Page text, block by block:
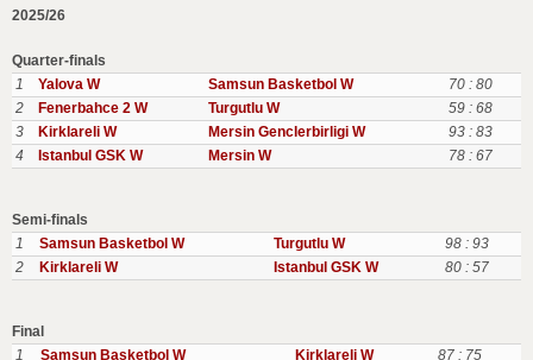
2025/26
Quarter-finals
1
Yalova W Samsun Basketbol W
70 : 80
2
Fenerbahce 2 W Turgutlu W
59 : 68
3
Kirklareli W Mersin Genclerbirligi W
93 : 83
4
Istanbul GSK W Mersin W 78 : 67
Semi-finals
1
Samsun Basketbol W Turgutlu W
98 : 93
2
Kirklareli W Istanbul GSK W 80 : 57
Final
1
Samsun Basketbol W Kirklareli W 87 : 75